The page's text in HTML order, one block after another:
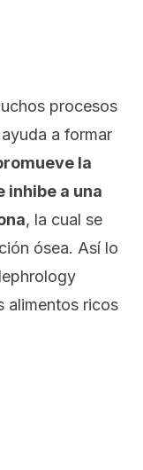
procesos
a formar
la
inhibe a una
, la cual se
ósea. Así lo
alimentos ricos